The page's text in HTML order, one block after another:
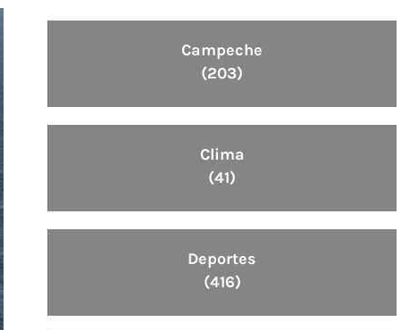
Campeche
(203)
Clima
(41)
Deportes
(416)